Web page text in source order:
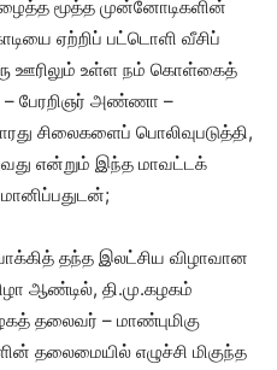
மூத்த முன்னோடிகளின்
ஏற்றிப் பட்டொளி வீசிப்
ஊரிலும் உள்ள நம் கொள்கைத்
– பேரறிஞர் அண்ணா –
சிலைகளைப் பொலிவுபடுத்தி,
என்றும் இந்த மாவட்டக்
தந்த இலட்சிய விழாவான
ஆண்டில், தி.மு.கழகம்
தலைவர் – மாண்புமிகு
தலைமையில் எழுச்சி மிகுந்த